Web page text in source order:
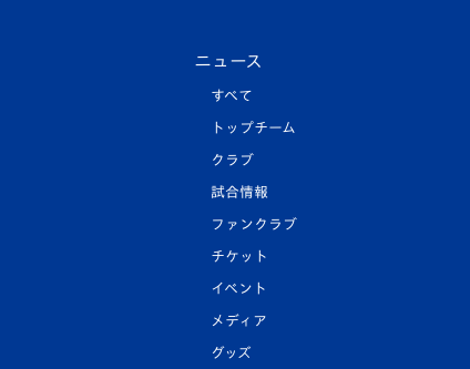
ニュース
すべて
トップチーム
クラブ
試合情報
ファンクラブ
チケット
イベント
メディア
グッズ